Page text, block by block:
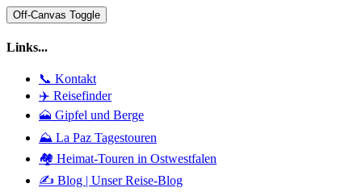
Off-Canvas Toggle
Links...
📞 Kontakt
✈️ Reisefinder
🗻 Gipfel und Berge
⛰️ La Paz Tagestouren
🏘️ Heimat-Touren in Ostwestfalen
✍️ Blog | Unser Reise-Blog